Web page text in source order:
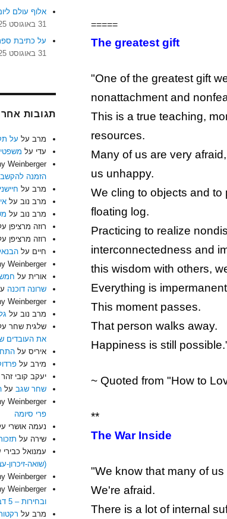
=====
The greatest gift
"One of the greatest gift
nonattachment and
This is a true teaching,
resources.
Many of us are very
us unhappy.
We cling to objects and
floating log.
Practicing to realize
interconnectedness and
this wisdom with others,
Everything is
This moment passes.
That person walks away.
Happiness is still
~ Quoted from "How to
**
The War Inside
"We know that many of
We're afraid.
There is a lot of internal
אלוף עולם
31 באוגוסט 2025
על כתיבת
31 באוגוסט 2025
תגובות
מרב על על
עדי על
Weinberger
הזמנה
מרב על
מרב נוב על
מרב נוב על
רוזה מרציפן
רוזה מרציפן
חיים על
Weinberger
אורית על
שרונה דוכנה
Weinberger
מרב נוב על
שלגית שחר
את העובדים
איריס על
מירב על
יעקב קובי זהר
שחר שגב על
Weinberger
פרי סיומה
נעמה אושרי
שירה על
עמנואל כבירי
(שואה-זיכרון-
Weinberger
Weinberger
ובחירות – 5 דברים שחשוב לעשות
מרב על